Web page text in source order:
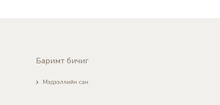
Баримт бичиг
Мэдээллийн сан